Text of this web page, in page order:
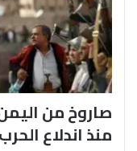
صاروخ من
منذ اندلاع الحرب